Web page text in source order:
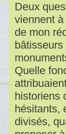
Deux
viennent à
de mon
Quelle
historiens
hésitants,
divisés,